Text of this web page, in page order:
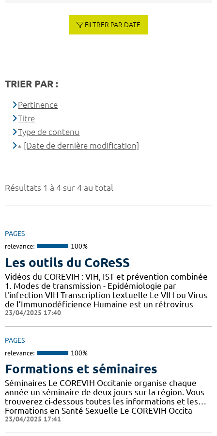
Résultats 1 à 4 sur 4 au total
PAGES
relevance: 100%
Les outils du CoReSS
Vidéos du COREVIH : VIH, IST et prévention combinée
1. Modes de transmission - Epidémiologie par
l'infection VIH Transcription textuelle Le VIH ou Virus
de l’Immunodéficience Humaine est un rétrovirus
23/04/2025 17:40
PAGES
relevance: 100%
Formations et séminaires
Séminaires Le COREVIH Occitanie organise chaque
année un séminaire de deux jours sur la région. Vous
trouverez ci-dessous toutes les informations et les…
Formations en Santé Sexuelle Le COREVIH Occita
23/04/2025 17:41
FILTRER PAR DATE
TRIER PAR :
Pertinence
Titre
Type de contenu
[Date de dernière modification]